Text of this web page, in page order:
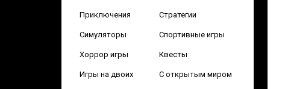
Приключения Стратегии
Симуляторы Спортивные игры
Хоррор игры Квесты
Игры на двоих С открытым миром